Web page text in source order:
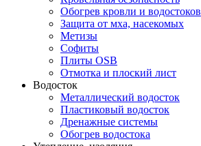
Обогрев кровли и водостоков
Защита от мха, насекомых
Метизы
Софиты
Плиты OSB
Отмотка и плоский лист
Водосток
Металлический водосток
Пластиковый водосток
Дренажные системы
Обогрев водостока